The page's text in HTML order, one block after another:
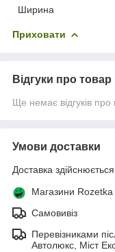
Ширина
Приховати
Відгуки про товар
Ще немає відгуків про
Умови доставки
Доставка
Магазини Rozetka
Самовивіз
Перевізниками
Автолюкс, Міст